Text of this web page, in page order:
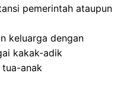
pemerintah ataupun
keluarga dengan
kakak-adik
anak